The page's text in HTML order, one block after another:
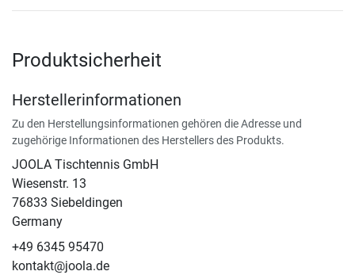
Produktsicherheit
Herstellerinformationen
Zu den Herstellungsinformationen gehören die Adresse und
zugehörige Informationen des Herstellers des Produkts.
JOOLA Tischtennis GmbH
Wiesenstr. 13
76833 Siebeldingen
Germany
+49 6345 95470
kontakt@joola.de